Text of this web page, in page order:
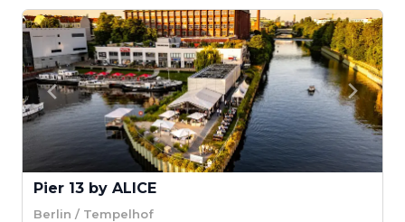
Pier 13 by ALICE
Berlin / Tempelhof